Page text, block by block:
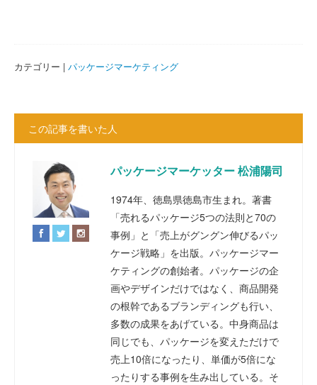
カテゴリー | パッケージマーケティング
この記事を書いた人
パッケージマーケッター 松浦陽司
1974年、徳島県徳島市生まれ。著書
「売れるパッケージ5つの法則と70の
事例」と「売上がグングン伸びるパッ
ケージ戦略」を出版。パッケージマー
ケティングの創始者。パッケージの企
画やデザインだけではなく、商品開発
の根幹であるブランディングも行い、
多数の成果をあげている。中身商品は
同じでも、パッケージを変えただけで
売上10倍になったり、単価が5倍にな
ったりする事例を生み出している。そ